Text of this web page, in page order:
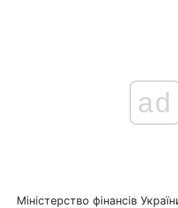
ad
Міністерство фінансів